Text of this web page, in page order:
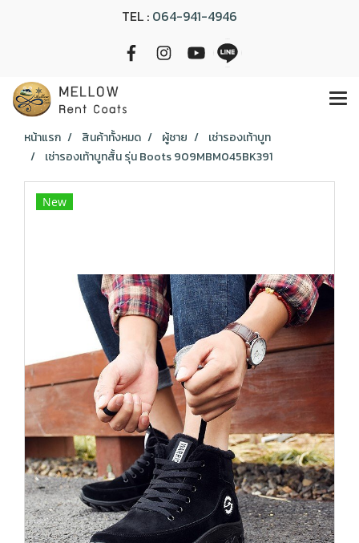
TEL : 064-941-4946
หน้าแรก สินค้าทั้งหมด ผู้ชาย
เช่ารองเท้าบูท
เช่ารองเท้าบูทสั้น รุ่น Boots 909MBM045BK391
New